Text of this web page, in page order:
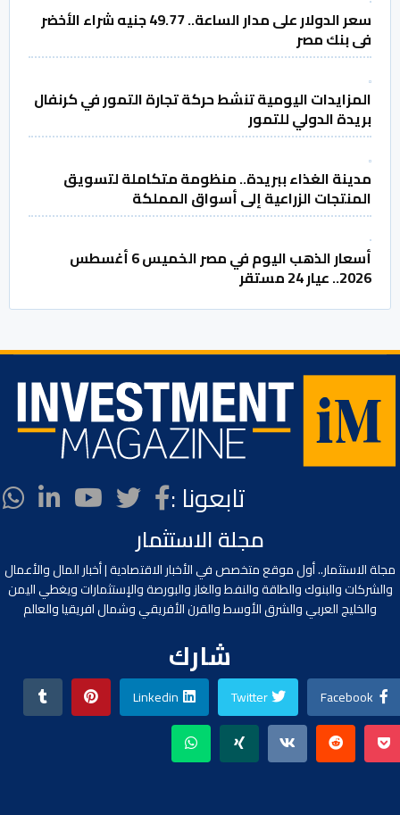
سعر الدولار على مدار الساعة.. 49.77 جنيه شراء الأخضر
فى بنك مصر
المزايدات اليومية تنشط حركة تجارة التمور في كرنفال
بريدة الدولي للتمور
مدينة الغذاء ببريدة.. منظومة متكاملة لتسويق
المنتجات الزراعية إلى أسواق المملكة
أسعار الذهب اليوم في مصر الخميس 6 أغسطس
2026.. عيار 24 مستقر
تابعونا :
مجلة الاستثمار
مجلة الاستثمار.. أول موقع متخصص في الأخبار الاقتصادية | أخبار المال والأعمال
والشركات والبنوك والطاقة والنفط والغاز والبورصة والإستثمارات ويغطي اليمن
والخليج العربي والشرق الأوسط والقرن الأفريقي وشمال افريقيا والعالم
شارك
Facebook
Twitter
Linkedin